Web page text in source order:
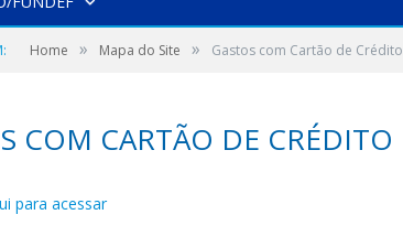
Home » Mapa do Site » Gastos com Cartão de Crédito
COM CARTÃO DE CRÉDITO
para acessar